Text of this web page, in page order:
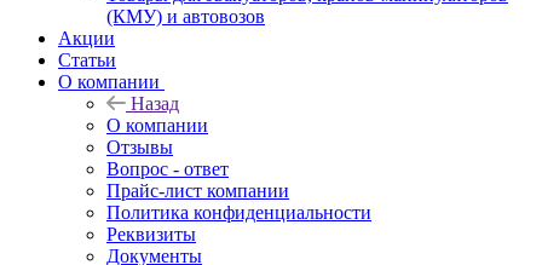
(КМУ) и автовозов
Акции
Статьи
О компании
Назад
О компании
Отзывы
Вопрос - ответ
Прайс-лист компании
Политика конфиденциальности
Реквизиты
Документы